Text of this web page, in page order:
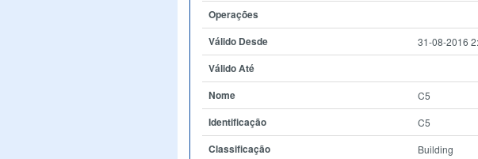
Operações
Válido Desde
31-08-2016
Válido Até
Nome
C5
Identificação C5
Classificação Building